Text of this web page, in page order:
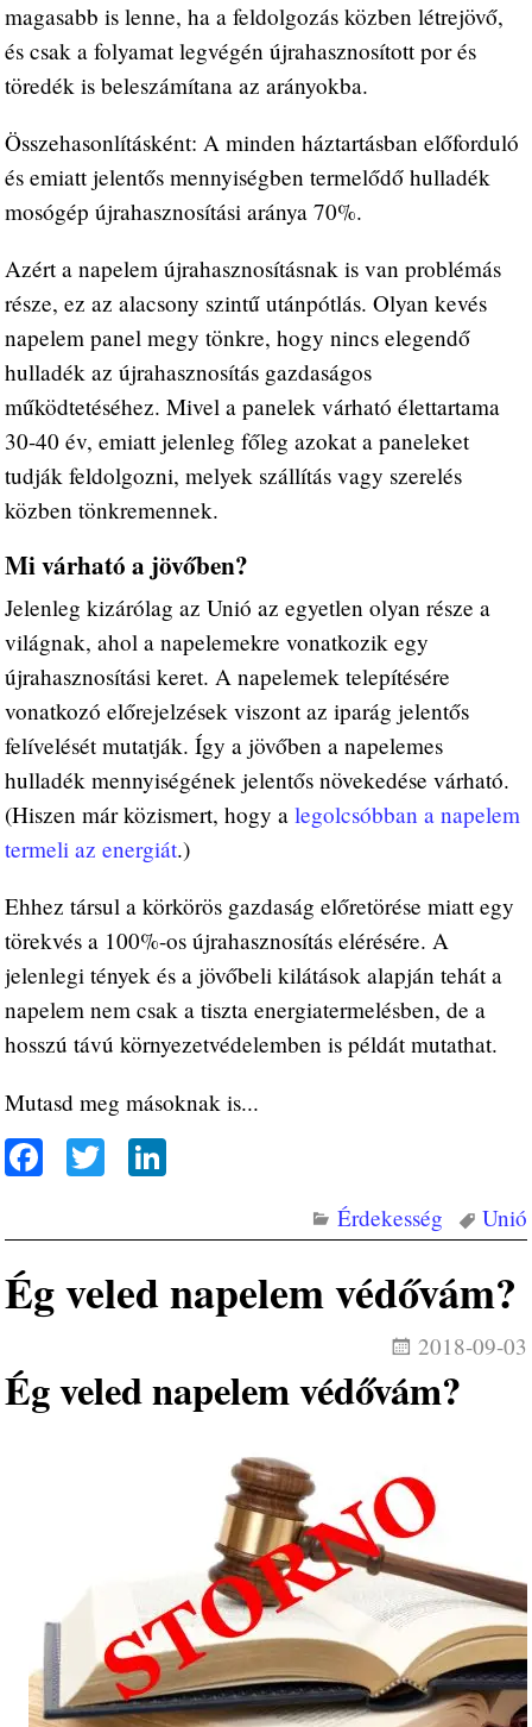
magasabb is lenne, ha a feldolgozás közben létrejövő,
és csak a folyamat legvégén újrahasznosított por és
töredék is beleszámítana az arányokba.
Összehasonlításként: A minden háztartásban előforduló
és emiatt jelentős mennyiségben termelődő hulladék
mosógép újrahasznosítási aránya 70%.
Azért a napelem újrahasznosításnak is van problémás
része, ez az alacsony szintű utánpótlás. Olyan kevés
napelem panel megy tönkre, hogy nincs elegendő
hulladék az újrahasznosítás gazdaságos
működtetéséhez. Mivel a panelek várható élettartama
30-40 év, emiatt jelenleg főleg azokat a paneleket
tudják feldolgozni, melyek szállítás vagy szerelés
közben tönkremennek.
Mi várható a jövőben?
Jelenleg kizárólag az Unió az egyetlen olyan része a
világnak, ahol a napelemekre vonatkozik egy
újrahasznosítási keret. A napelemek telepítésére
vonatkozó előrejelzések viszont az iparág jelentős
felívelését mutatják. Így a jövőben a napelemes
hulladék mennyiségének jelentős növekedése várható.
(Hiszen már közismert, hogy alegolcsóbban a napelem
termeli az energiát.)
Ehhez társul a körkörös gazdaság előretörése miatt egy
törekvés a 100%-os újrahasznosítás elérésére. A
jelenlegi tények és a jövőbeli kilátások alapján tehát a
napelem nem csak a tiszta energiatermelésben, de a
hosszú távú környezetvédelemben is példát mutathat.
Mutasd meg másoknak is...
Fa
bo
T
tte
r
ed Érdekesség Unió
Ég veled napelem védővám?
2018-09-03
Ég veled napelem védővám?